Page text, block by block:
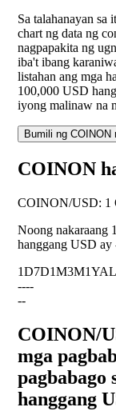
Sa talahanayan sa
chart ng data ng
nagpapakita ng
iba't ibang
listahan ang mga
100,000 USD
iyong malinaw na
Bumili ng COINON
COINON
COINON/USD: 1
Noong nakaraang
hanggang USD ay
1D7D1M3M1Y
----
--
COINON/
mga
pagbabago
hanggang